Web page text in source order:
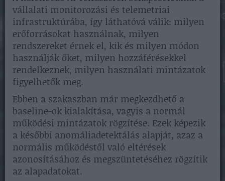
vállalati monitorozási és telemetriai
infrastruktúrába, így láthatóvá válik: milyen
erőforrásokat használnak, milyen
rendszereket érnek el, kik és milyen módon
használják őket, milyen hozzáférésekkel
rendelkeznek, milyen használati mintázatok
figyelhetők meg.
Ebben a szakaszban már megkezdhető a
baseline-ok kialakítása, vagyis a normál
működési mintázatok rögzítése. Ezek képezik
a későbbi anomáliadetektálás alapját, azaz a
normális működéstől való eltérések
azonosításához és megszüntetéséhez rögzítik
az alapadatokat.